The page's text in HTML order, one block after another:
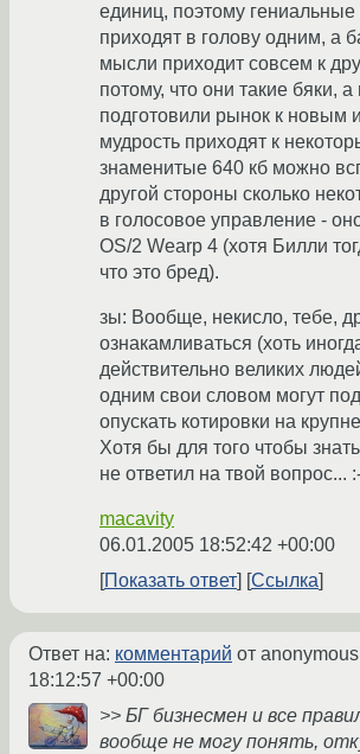
единиц, поэтому
приходят в голову одним, а
мысли приходит совсем к
потому, что они такие бяки, а
подготовили рынок к новым
мудрость приходят к
знаменитые 640 кб можно
другой стороны сколько
в голосовое управление -
OS/2 Wearp 4 (хотя Билли
что это бред).
зы: Вообще, некисло, тебе,
ознакамливаться (хоть
действительно великих
одним свои словом могут
опускать котировки на
Хотя бы для того чтобы
не ответил на твой вопрос...
macavity
06.01.2005 18:52:42 +00:00
Показать ответ
Ссылка
Ответ на: комментарий от anonymous
18:12:57 +00:00
>> БГ бизнесмен и все
вообще не могу понять,